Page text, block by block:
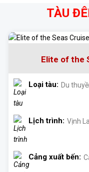
TÀU
Elite of the
Loại tàu: Du
Lịch trình: Vịnh
Cảng xuất bến: